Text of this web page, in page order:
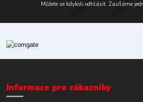
Můžete se kdykoli odhlásit. Zasíláme
Informace pro zákazníky